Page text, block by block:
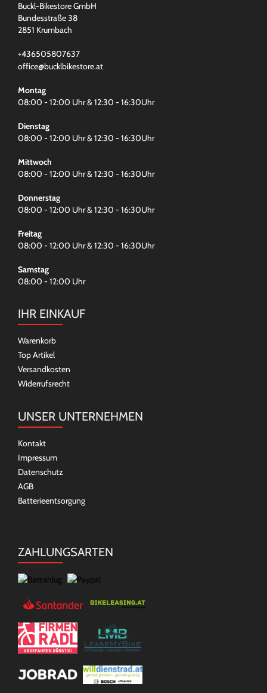
Buckl-Bikestore GmbH
Bundesstraße 38
2851 Krumbach
+436505807637
office@bucklbikestore.at
Montag
08:00 - 12:00 Uhr & 12:30 - 16:30Uhr
Dienstag
08:00 - 12:00 Uhr & 12:30 - 16:30Uhr
Mittwoch
08:00 - 12:00 Uhr & 12:30 - 16:30Uhr
Donnerstag
08:00 - 12:00 Uhr & 12:30 - 16:30Uhr
Freitag
08:00 - 12:00 Uhr & 12:30 - 16:30Uhr
Samstag
08:00 - 12:00 Uhr
IHR EINKAUF
Warenkorb
Top Artikel
Versandkosten
Widerrufsrecht
UNSER UNTERNEHMEN
Kontakt
Impressum
Datenschutz
AGB
Batterieentsorgung
ZAHLUNGSARTEN